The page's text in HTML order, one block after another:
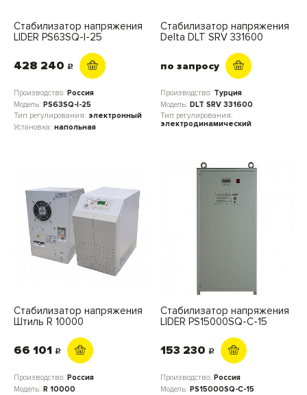
Стабилизатор напряжения
LIDER PS63SQ-I-25
428 240 c
Производство: Россия
Модель: PS63SQ-I-25
Тип регулирования: электронный
Установка: напольная
Стабилизатор напряжения
Delta DLT SRV 331600
по запросу
Производство: Турция
Модель: DLT SRV 331600
Тип регулирования:
электродинамический
Стабилизатор напряжения
Штиль R 10000
66 101 c
Производство: Россия
Модель: R 10000
Стабилизатор напряжения
LIDER PS15000SQ-C-15
153 230 c
Производство: Россия
Модель: PS15000SQ-C-15